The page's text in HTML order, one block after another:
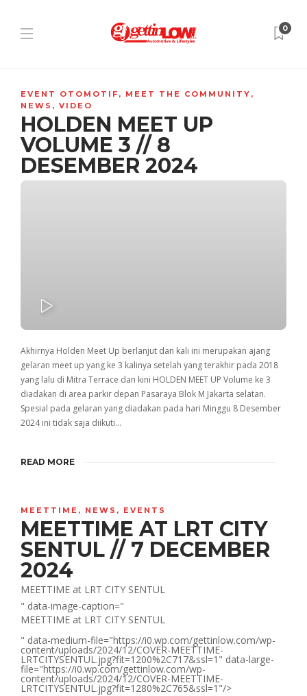
0
EVENT OTOMOTIF , MEET THE COMMUNITY ,
NEWS , VIDEO
HOLDEN MEET UP
VOLUME 3 // 8
DESEMBER 2024
Akhirnya Holden Meet Up berlanjut dan kali ini merupakan ajang
gelaran meet up yang ke 3 kalinya setelah yang terakhir pada 2018
yang lalu di Mitra Terrace dan kini HOLDEN MEET UP Volume ke 3
diadakan di area parkir depan Pasaraya Blok M Jakarta selatan.
Spesial pada gelaran yang diadakan pada hari Minggu 8 Desember
2024 ini tidak saja diikuti…
READ MORE
MEETTIME , NEWS , EVENTS
MEETTIME AT LRT CITY
SENTUL // 7 DECEMBER
2024
MEETTIME at LRT CITY SENTUL
" data-image-caption="
MEETTIME at LRT CITY SENTUL
" data-medium-file="https://i0.wp.com/gettinlow.com/wp-
content/uploads/2024/12/COVER-MEETTIME-
LRTCITYSENTUL.jpg?fit=1200%2C717&ssl=1" data-large-
file="https://i0.wp.com/gettinlow.com/wp-
content/uploads/2024/12/COVER-MEETTIME-
LRTCITYSENTUL.jpg?fit=1280%2C765&ssl=1"/>